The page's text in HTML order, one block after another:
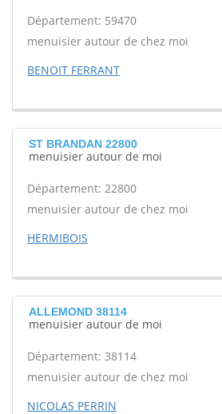
Département: 59470
menuisier autour de chez moi
BENOIT FERRANT
ST BRANDAN 22800
menuisier autour de moi
Département: 22800
menuisier autour de chez moi
HERMIBOIS
ALLEMOND 38114
menuisier autour de moi
Département: 38114
menuisier autour de chez moi
NICOLAS PERRIN